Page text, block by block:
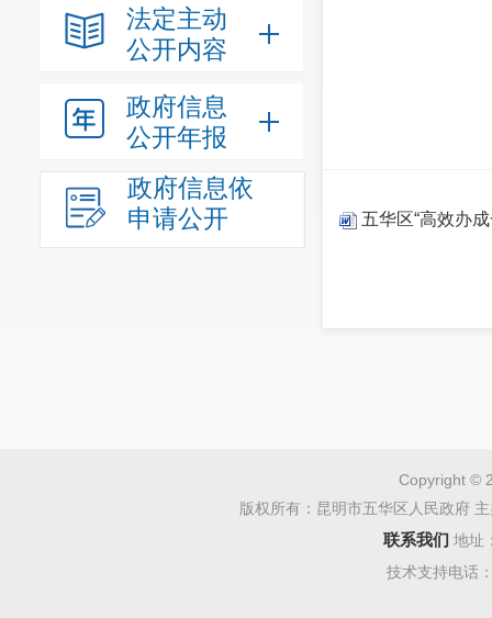
法定主动
公开内容
政府信息
公开年报
政府信息依
申请公开
五华区“高效办
Copyright ©
版权所有：昆明市五华区人民政府
联系我们 地址
技术支持电话